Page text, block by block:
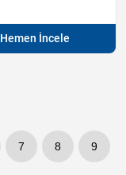
Hemen İncele
7 8 9